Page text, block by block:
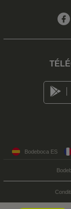
Bodeboca ES